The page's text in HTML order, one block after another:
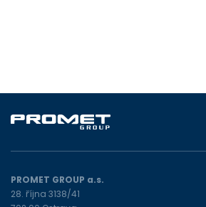
PROMET GROUP a.s.
28. října 3138/41